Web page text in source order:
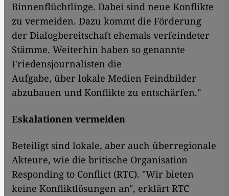
Binnenflüchtlinge. Dabei sind neue Konflikte
zu vermeiden. Dazu kommt die Förderung
der Dialogbereitschaft ehemals verfeindeter
Stämme. Weiterhin haben so genannte
Friedensjournalisten die
Aufgabe, über lokale Medien Feindbilder
abzubauen und Konflikte zu entschärfen."
Eskalationen vermeiden
Beteiligt sind lokale, aber auch überregionale
Akteure, wie die britische Organisation
Responding to Conflict (RTC). "Wir bieten
keine Konfliktlösungen an", erklärt RTC